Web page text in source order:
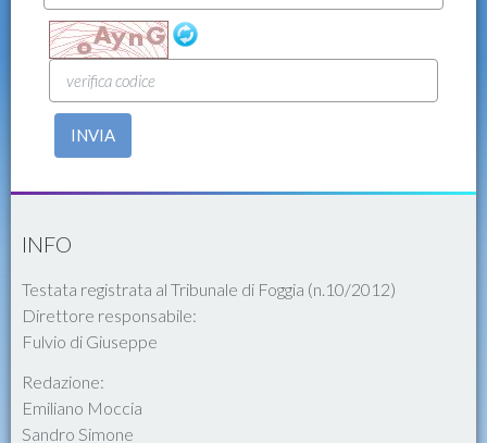
INVIA
INFO
Testata registrata al Tribunale di Foggia (n.10/2012)
Direttore responsabile:
Fulvio di Giuseppe
Redazione:
Emiliano Moccia
Sandro Simone